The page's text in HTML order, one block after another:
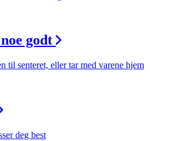
godt
til senteret, eller tar med varene hjem
deg best